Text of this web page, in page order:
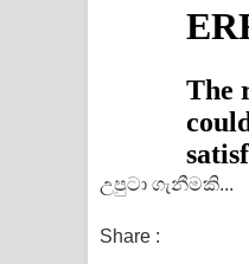
උපුටා ගැනීමකි...
Share :